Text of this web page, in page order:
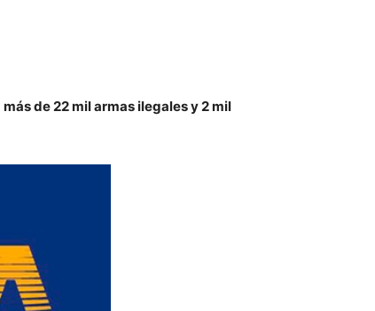
más de 22 mil armas ilegales y 2 mil